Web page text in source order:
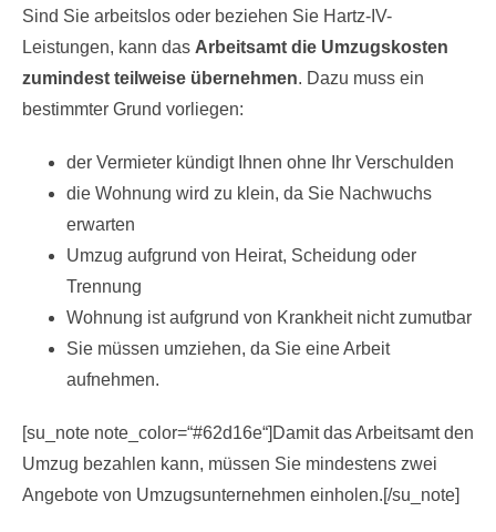
Sind Sie arbeitslos oder beziehen Sie Hartz-IV-
Leistungen, kann das Arbeitsamt die Umzugskosten
zumindest teilweise übernehmen. Dazu muss ein
bestimmter Grund vorliegen:
der Vermieter kündigt Ihnen ohne Ihr Verschulden
die Wohnung wird zu klein, da Sie Nachwuchs
erwarten
Umzug aufgrund von Heirat, Scheidung oder
Trennung
Wohnung ist aufgrund von Krankheit nicht zumutbar
Sie müssen umziehen, da Sie eine Arbeit
aufnehmen.
[su_note note_color=“#62d16e“]Damit das Arbeitsamt den
Umzug bezahlen kann, müssen Sie mindestens zwei
Angebote von Umzugsunternehmen einholen.[/su_note]